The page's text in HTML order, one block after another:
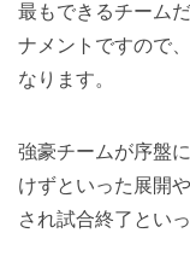
最もできるチーム
ナメントですので
なります。
強豪チームが序盤
けずといった展開
され試合終了とい